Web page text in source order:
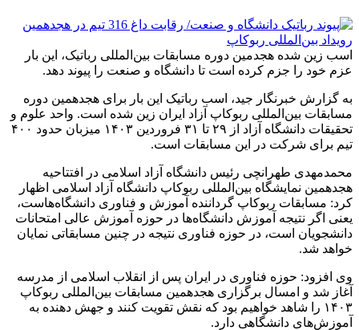
اسب زین شده هجدمین دوره مسابقات بین‌المللی رباتیک، این بار
عزم خود را جزم کرده است تا دانشگاه و صنعت را پیوند دهد.
به گزارش خبرنگار جید، اسب رباتیک این بار برای هجدهمین دوره
مسابقات بین‌المللی ربوکاپ آزاد ایران زین شده است. واحد علوم و
تحقیقات دانشگاه آزاد از ۲۹ تا ۳۱ فروردین ۱۴۰۳ میزبان حدود ۴۰۰
تیم برای شرکت در این مسابقات است.
محمدمهدی طهرانچی رئیس دانشگاه آزاد اسلامی در افتتاحیه
هجدهمین نمایشگاه بین‌المللی ربوکاپ دانشگاه آزاد اسلامی اظهار
کرد: مسابقات ربوکاپ گرداننده آموزش و فناوری دانشگاه‌هاست،
یعنی اگر نتیجه آموزش دانشگاه‌ها در حوزه آموزش عالی امتحانات
دانشجویان است، در حوزه فناوری نتیجه در چنین مسابقاتی نمایان
خواهد شد.
وی افزود: حوزه فناوری در ایران پس از انقلاب اسلامی از مدرسه
آغاز شد و امسال برگزاری هجدهمین مسابقات بین‌المللی ربوکاپ
۱۴۰۳ را شاهد خواهیم بود که نقش تقویت کنند و جهش دهنده به
آموزش‌های دانشگاهی دارد.